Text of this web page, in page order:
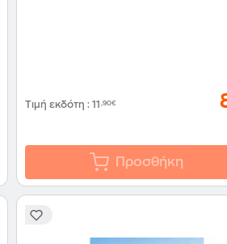
Τιμή εκδότη:11,90€
Προσθήκη